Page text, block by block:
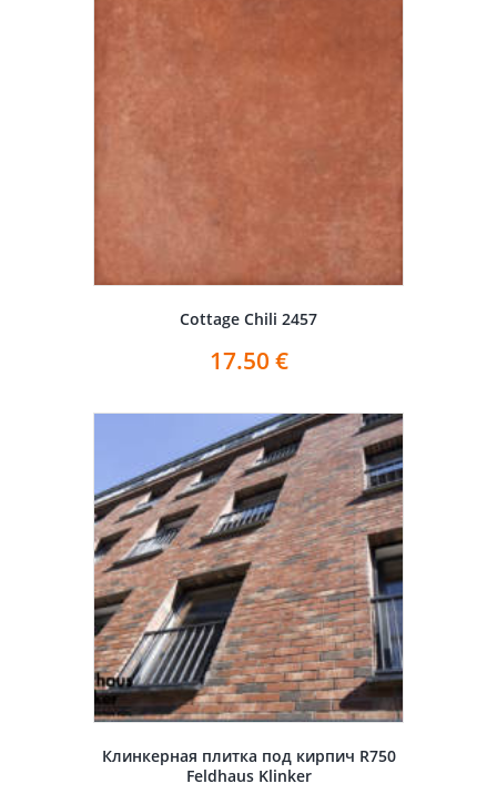
Cottage Chili 2457
17.50 €
Клинкерная плитка под кирпич R750
Feldhaus Klinker